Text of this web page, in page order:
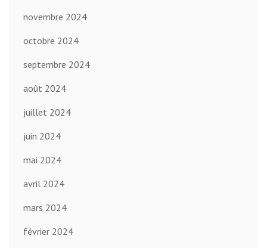
novembre 2024
octobre 2024
septembre 2024
août 2024
juillet 2024
juin 2024
mai 2024
avril 2024
mars 2024
février 2024